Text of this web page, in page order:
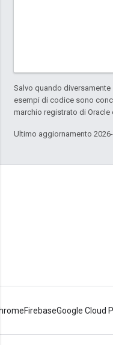
Salvo quando
esempi di codice sono
marchio registrato di
Ultimo aggiornamento 2026-
FirebaseGoogle Cloud